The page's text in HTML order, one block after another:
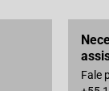
Fale